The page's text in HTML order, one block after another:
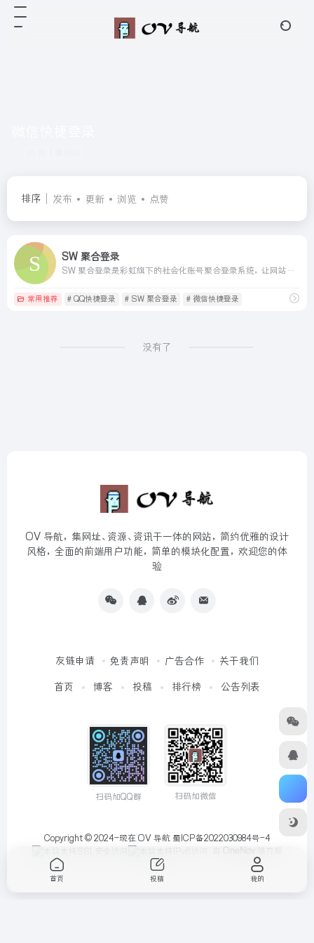
排序 发布 更新 浏览 点赞
SW 聚合登录
SW 聚合登录是彩虹旗下的社会化账号聚合登录系统，让网站的最终用户可以一站式选择使用包括微信、微博、QQ、百度等多种社会化帐号登录该站点。简化用户注册登录过程、改善用户浏览站点的体验、迅速提高网站注册量和用户数据量。有完善的开发文档与SDK，方便开发者快速接入。
常用推荐 # QQ快捷登录 # SW 聚合登录 # 微信快捷登录
没有了
OV 导航，集网址、资源、资讯于一体的网站，简约优雅的设计
风格，全面的前端用户功能，简单的模块化配置，欢迎您的体
验
友链申请 免责声明 广告合作 关于我们
首页 博客 投稿 排行榜 公告列表
扫码加QQ群 扫码加微信
Copyright © 2024-现在 OV 导航 蜀ICP备2022030984号-4
动
首页 投稿 我的